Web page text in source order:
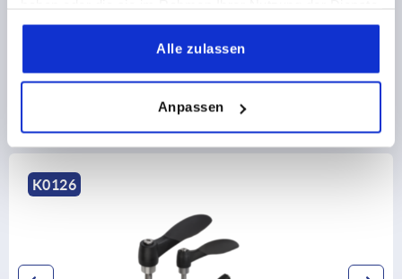
gesammelt haben.
Alle zulassen
Anpassen
Discover our product range
K0126